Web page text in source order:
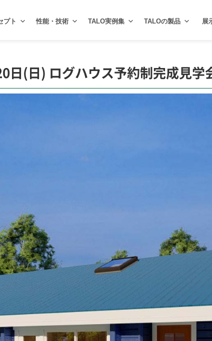
プト 性能・技術 TALO実例集 TALOの製品 展
日(日) ログハウス予約制完成見学